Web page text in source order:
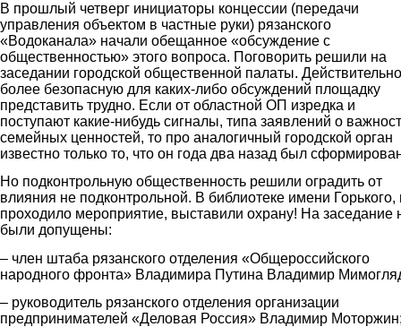
В прошлый четверг инициаторы концессии (передачи
управления объектом в частные руки) рязанского
«Водоканала» начали обещанное «обсуждение с
общественностью» этого вопроса. Поговорить решили на
заседании городской общественной палаты.
более безопасную для каких-либо обсуждений площадку
представить трудно. Если от областной ОП изредка и
поступают какие-нибудь сигналы, типа заявлений о
семейных ценностей, то про аналогичный городской орган
известно только то, что он года два назад был
Но подконтрольную общественность решили оградить от
влияния не подконтрольной. В библиотеке имени Горького,
проходило мероприятие, выставили охрану! На заседание
были допущены:
– член штаба рязанского отделения «Общероссийского
народного фронта» Владимира Путина Владимир
– руководитель рязанского отделения организации
предпринимателей «Деловая Россия» Владимир